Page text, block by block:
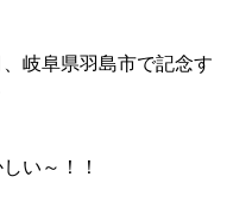
岐阜県羽島市で記念す
い～！！